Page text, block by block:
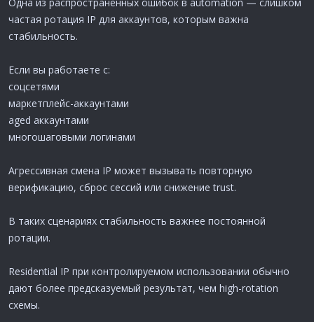
Одна из распространённых ошибок в automation — слишком
частая ротация IP для аккаунтов, которым важна
стабильность.
Если вы работаете с:
соцсетями
маркетплейс-аккаунтами
aged аккаунтами
многошаговыми логинами
Агрессивная смена IP может вызывать повторную
верификацию, сброс сессий или снижение trust.
В таких сценариях стабильность важнее постоянной
ротации.
Residential IP при контролируемом использовании обычно
дают более предсказуемый результат, чем high-rotation
схемы.